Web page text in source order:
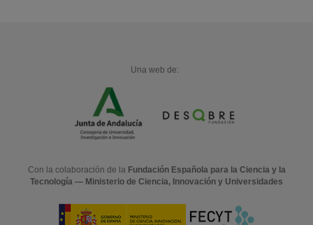
Una web de:
Con la colaboración de la Fundación Española para la Ciencia y la
Tecnología — Ministerio de Ciencia, Innovación y Universidades